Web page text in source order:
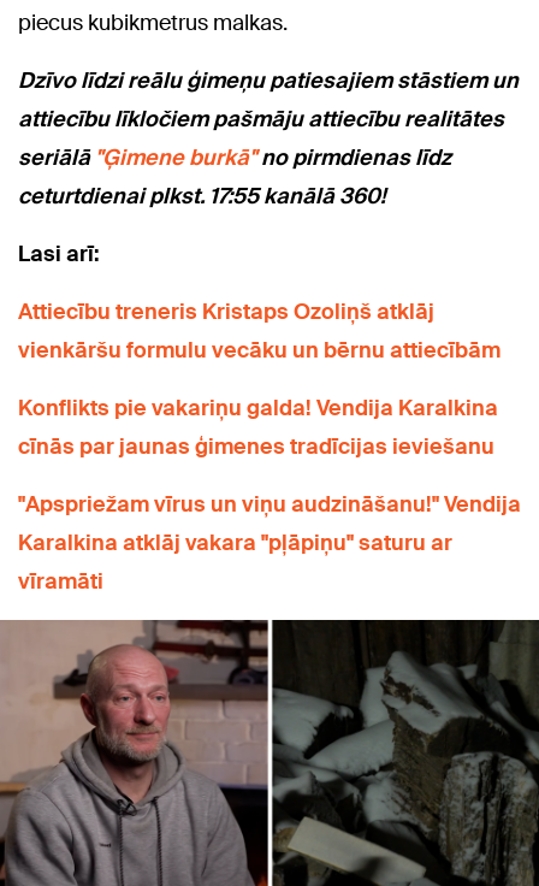
piecus kubikmetrus malkas.
Dzīvo līdzi reālu ģimeņu patiesajiem stāstiem un
attiecību līkločiem pašmāju attiecību realitātes
seriālā "Ģimene burkā"no pirmdienas līdz
ceturtdienai plkst. 17:55 kanālā 360!
Lasi arī:
Attiecību treneris Kristaps Ozoliņš atklāj
vienkāršu formulu vecāku un bērnu attiecībām
Konflikts pie vakariņu galda! Vendija Karalkina
cīnās par jaunas ģimenes tradīcijas ieviešanu
"Apspriežam vīrus un viņu audzināšanu!" Vendija
Karalkina atklāj vakara "pļāpiņu" saturu ar
vīramāti